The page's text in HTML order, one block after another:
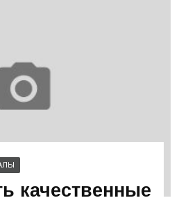
качественные